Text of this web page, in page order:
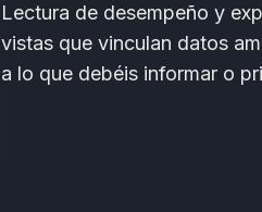
Lectura de desempeño y
vistas que vinculan datos
a lo que debéis informar o